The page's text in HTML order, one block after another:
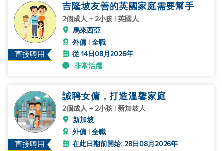
直接聘用
吉隆坡友善的英國家庭需要幫手
2個成人 + 2小孩 | 英國人
馬來西亞
外傭 | 全職
從 14日08月2026年
非常活躍
直接聘用
誠聘女傭，打造溫馨家庭
2個成人 + 2小孩 | 新加坡人
新加坡
外傭 | 全職
在此日期前開始: 28日08月2026年